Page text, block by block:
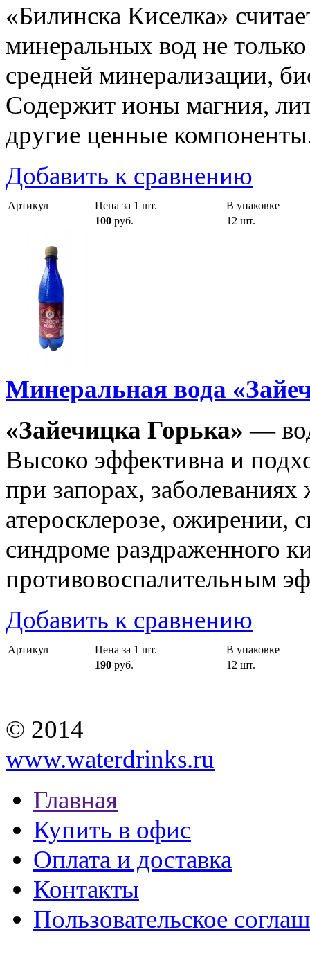
«Билинска Киселка»
минеральных вод не
средней минерализации,
Содержит ионы магния,
другие ценные
Добавить к сравнению
Артикул Цена за 1 шт.
В упаковке
100 руб. 12 шт.
Минеральная вода
«Зайечицка Горька» —
Высоко эффективна и
при запорах,
атеросклерозе, ожирении,
синдроме раздраженного
противовоспалительным
Добавить к сравнению
Артикул Цена за 1 шт.
В упаковке
190 руб. 12 шт.
© 2014
www.waterdrinks.ru
Главная
Купить в офис
Оплата и доставка
Контакты
Пользовательское